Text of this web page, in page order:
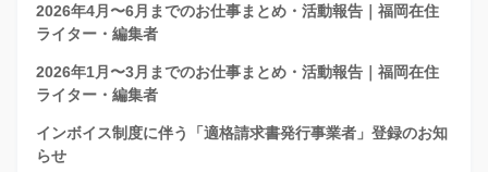
2026年4月〜6月までのお仕事まとめ・活動報告｜福岡在住
ライター・編集者
2026年1月〜3月までのお仕事まとめ・活動報告｜福岡在住
ライター・編集者
インボイス制度に伴う「適格請求書発行事業者」登録のお知
らせ